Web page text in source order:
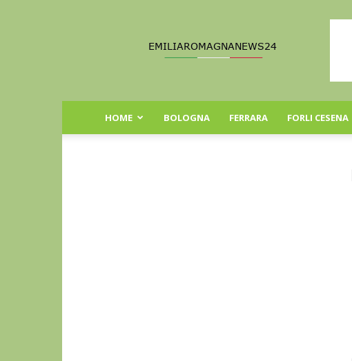
Romagna
HOME BOLOGNA FERRARA FORLI CESENA